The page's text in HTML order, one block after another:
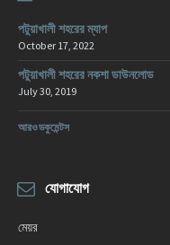
পটুয়াখালী শহরের ম্যাপ
October 17, 2022
পটুয়াখালী শহরের নকশা ডাউনলোড
July 30, 2019
আরও ডকুমেন্টস
যোগাযোগ
মেয়র